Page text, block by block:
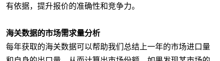
有依据，提升报价的准确性和竞争力。
海关数据的市场需求量分析
每年获取的海关数据可以帮助我们总结上一年的市场进口量